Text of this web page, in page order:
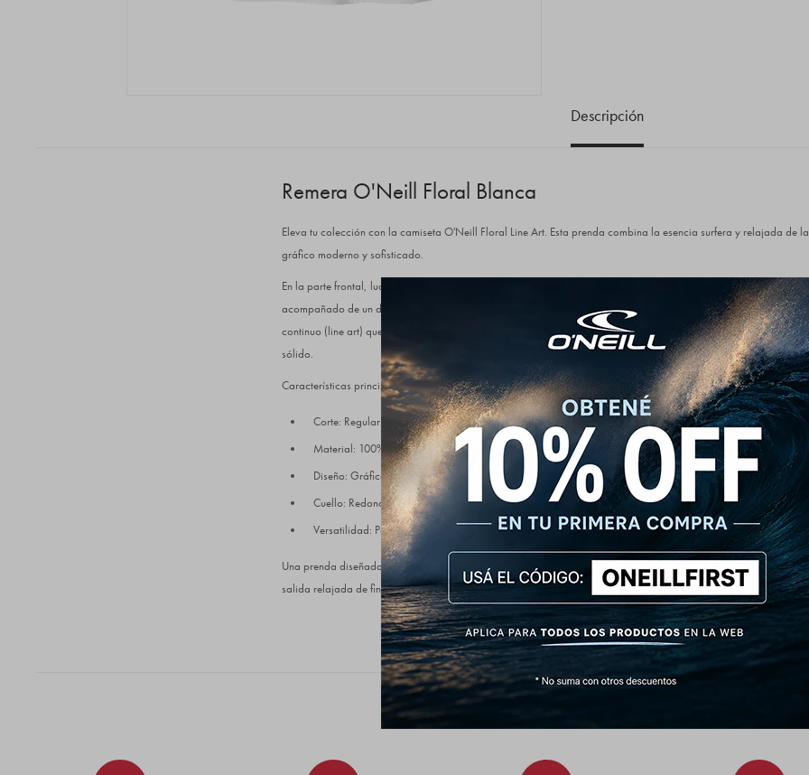
Descripción
Remera O'Neill Floral Blanca
Eleva tu colección con la camiseta O'Neill Floral Line Art. Esta prenda combina la esencia surfera y relajada de
gráfico moderno y sofisticado.
En la parte frontal, luce un pequeño gráfico bordado o estampado a la altura del pecho que incluye el icónico
acompañado de un detalle floral. La verdadera declaración de estilo está en la espalda, con un diseño de flores
continuo (line art) que cubre gran parte de la prenda, creando un contraste dinámico entre el negro, el naranja
sólido.
Características principales:
Corte: Regular fit (ajuste estándar) para una silueta cómoda y versátil.
Material: 100% Algodón de tacto suave, transpirable y duradero.
Diseño: Gráfico exclusivo de flores en contraste.
Cuello: Redondo acanalado para mayor resistencia al uso.
Versatilidad: Perfecta para combinar con jeans, bermudas o pantalones cargo.
Una prenda diseñada para quienes buscan un look original sin perder la sobriedad del color negro. Ideal para
salida relajada de fin de semana.